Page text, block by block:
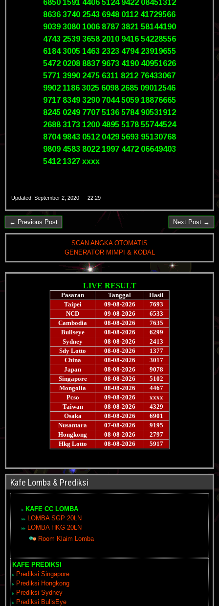
6850 1591 4406 5124 9422 08451312
8636 3740 2543 6948 0112 41729566
9039 3080 1006 8787 3821 58144190
4743 2539 3658 2010 9416 54228556
6184 3005 1463 2323 4794 23919655
5472 0208 8837 9673 4190 40951626
5771 3990 2475 6311 8212 76433067
9902 1186 3025 6098 2685 09012546
9717 8349 3290 7044 5059 18876665
8245 0249 7707 5136 5784 90531912
2688 3173 1200 4895 5178 55744524
8704 9843 0512 0429 5693 95130768
9809 4583 8022 1997 4472 06649403
5412 1327 xxxx
Updated: September 2, 2020 — 22:29
← Previous Post Next Post →
SCAN ANGKA OTOMATIS
GENERATOR MIMPI & KODAL
Kafe Lomba & Prediksi
KAFE CC LOMBA
LOMBA SGP 20LN
LOMBA HKG 20LN
Room Klaim Lomba
KAFE PREDIKSI
Prediksi Singapore
Prediksi Hongkong
Prediksi Sydney
Prediksi BullsEye